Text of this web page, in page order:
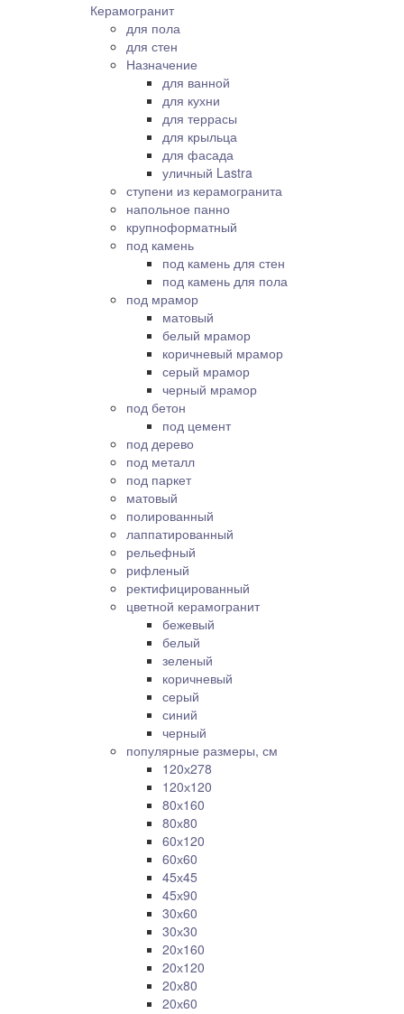
Керамогранит
для пола
для стен
Назначение
для ванной
для кухни
для террасы
для крыльца
для фасада
уличный Lastra
ступени из керамогранита
напольное панно
крупноформатный
под камень
под камень для стен
под камень для пола
под мрамор
матовый
белый мрамор
коричневый мрамор
серый мрамор
черный мрамор
под бетон
под цемент
под дерево
под металл
под паркет
матовый
полированный
лаппатированный
рельефный
рифленый
ректифицированный
цветной керамогранит
бежевый
белый
зеленый
коричневый
серый
синий
черный
популярные размеры, см
120х278
120х120
80х160
80х80
60х120
60х60
45х45
45х90
30х60
30х30
20х160
20х120
20х80
20х60